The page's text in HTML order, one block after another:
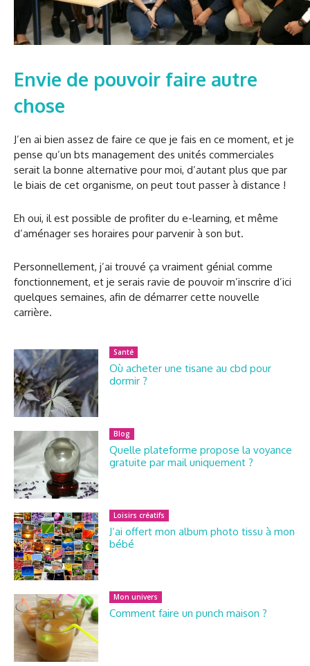
Envie de pouvoir faire autre
chose
J’en ai bien assez de faire ce que je fais en ce moment, et je
pense qu’un bts management des unités commerciales
serait la bonne alternative pour moi, d’autant plus que par
le biais de cet organisme, on peut tout passer à distance !
Eh oui, il est possible de profiter du e-learning, et même
d’aménager ses horaires pour parvenir à son but.
Personnellement, j’ai trouvé ça vraiment génial comme
fonctionnement, et je serais ravie de pouvoir m’inscrire d’ici
quelques semaines, afin de démarrer cette nouvelle
carrière.
Santé
Où acheter une tisane au cbd pour
dormir ?
Blog
Quelle plateforme propose la voyance
gratuite par mail uniquement ?
Loisirs créatifs
J’ai offert mon album photo tissu à mon
bébé
Mon univers
Comment faire un punch maison ?